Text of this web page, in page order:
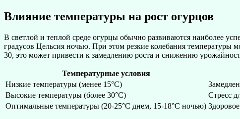
Влияние температуры на рост огурцов
В светлой и теплой среде огурцы обычно развиваются наиболее
градусов Цельсия ночью. При этом резкие колебания температуры
30, это может привести к замедлению роста и снижению
Температурные условия
Низкие температуры (менее 15°C)
Высокие температуры (более 30°C)
Стресс
Оптимальные температуры (20-25°C днем, 15-18°C ночью)